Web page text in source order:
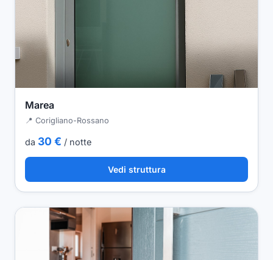
Marea
📍 Corigliano-Rossano
da 30 € / notte
Vedi struttura